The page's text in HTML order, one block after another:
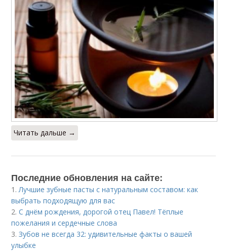
Читать дальше →
Последние обновления на сайте:
1. Лучшие зубные пасты с натуральным составом: как
выбрать подходящую для вас
2.С днём рождения, дорогой отец Павел! Тёплые
пожелания и сердечные слова
3.Зубов не всегда 32: удивительные факты о вашей
улыбке